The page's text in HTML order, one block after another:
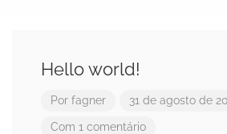
Hello world!
Por fagner 31 de agosto de
Com 1 comentário